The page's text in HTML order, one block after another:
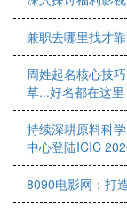
兼职去哪里找才
周姓起名核心技
草...好名都在这里
持续深耕原料科
中心登陆ICIC
8090电影网：打